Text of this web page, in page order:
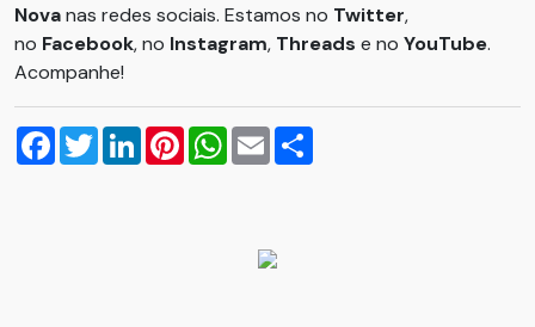
Novanas redes sociais. Estamos no Twitter,
no Facebook, no Instagram, Threads e no YouTube.
Acompanhe!
Facebook
TwitterLinkedInPinterestWhatsApp
Email